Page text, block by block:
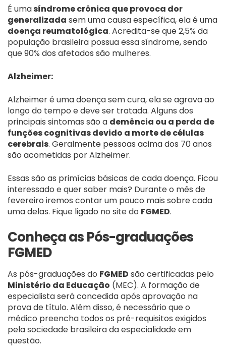
É umasíndrome crônica que provoca dor
generalizada sem uma causa específica, ela é uma
doença reumatológica. Acredita-se que 2,5% da
população brasileira possua essa síndrome, sendo
que 90% dos afetados são mulheres.
Alzheimer:
Alzheimer é uma doença sem cura, ela se agrava ao
longo do tempo e deve ser tratada. Alguns dos
principais sintomas são a demência ou a perda de
funções cognitivas devido a morte de células
cerebrais. Geralmente pessoas acima dos 70 anos
são acometidas por Alzheimer.
Essas são as primícias básicas de cada doença. Ficou
interessado e quer saber mais? Durante o mês de
fevereiro iremos contar um pouco mais sobre cada
uma delas. Fique ligado no site do FGMED.
Conheça as Pós-graduações
FGMED
As pós-graduações do FGMED são certificadas pelo
Ministério da Educação (MEC). A formação de
especialista será concedida após aprovação na
prova de título. Além disso, é necessário que o
médico preencha todos os pré-requisitos exigidos
pela sociedade brasileira da especialidade em
questão.